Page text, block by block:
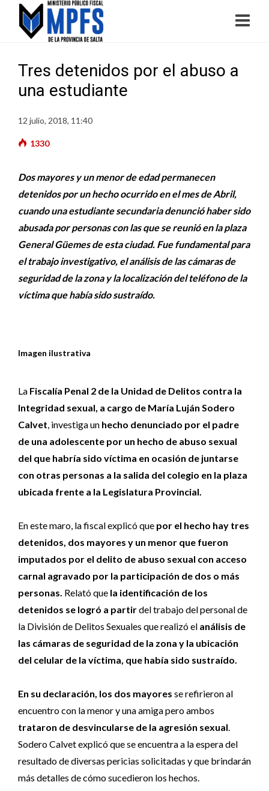
Tres detenidos por el abuso a
una estudiante
12 julio, 2018, 11:40
1330
Dos mayores y un menor de edad permanecen
detenidos por un hecho ocurrido en el mes de Abril,
cuando una estudiante secundaria denunció haber sido
abusada por personas con las que se reunió en la plaza
General Güemes de esta ciudad. Fue fundamental para
el trabajo investigativo, el análisis de las cámaras de
seguridad de la zona y la localización del teléfono de la
víctima que había sido sustraído.
Imagen ilustrativa
La Fiscalía Penal 2 de la Unidad de Delitos contra la
Integridad sexual, a cargo de María Luján Sodero
Calvet, investiga un hecho denunciado por el padre
de una adolescente por un hecho de abuso sexual
del que habría sido víctima en ocasión de juntarse
con otras personas a la salida del colegio en la plaza
ubicada frente a la Legislatura Provincial.
En este maro, la fiscal explicó que por el hecho hay tres
detenidos, dos mayores y un menor que fueron
imputados por el delito de abuso sexual con acceso
carnal agravado por la participación de dos o más
personas. Relató que la identificación de los
detenidos se logró a partirdel trabajo del personal de
la División de Delitos Sexuales que realizó el análisis de
las cámaras de seguridad de la zona y la ubicación
del celular de la víctima, que había sido sustraído.
En su declaración, los dos mayores se refirieron al
encuentro con la menor y una amiga pero ambos
trataron de desvincularse de la agresión sexual.
Sodero Calvet explicó que se encuentra a la espera del
resultado de diversas pericias solicitadas y que brindarán
más detalles de cómo sucedieron los hechos.